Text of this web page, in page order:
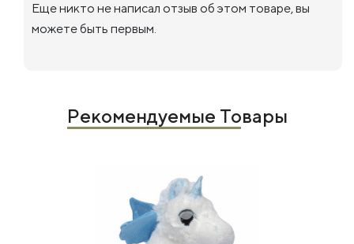
Еще никто не написал отзыв об этом товаре, вы
можете быть первым.
Рекомендуемые Товары